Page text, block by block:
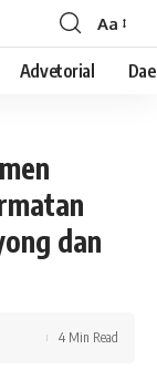
Font
Resizer
Aa
Advetorial
dan
4 Min Read